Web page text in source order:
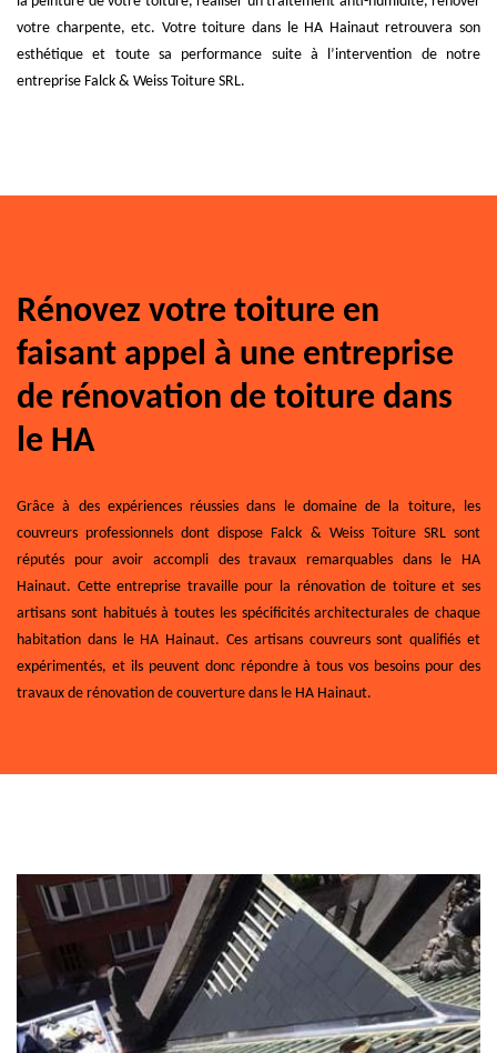
votre charpente, etc. Votre toiture dans le HA Hainaut retrouvera son
esthétique et toute sa performance suite à l’intervention de notre
entreprise Falck & Weiss Toiture SRL.
Rénovez votre toiture en
faisant appel à une entreprise
de rénovation de toiture dans
le HA
Grâce à des expériences réussies dans le domaine de la toiture, les
couvreurs professionnels dont dispose Falck & Weiss Toiture SRL sont
réputés pour avoir accompli des travaux remarquables dans le HA
Hainaut. Cette entreprise travaille pour la rénovation de toiture et ses
artisans sont habitués à toutes les spécificités architecturales de chaque
habitation dans le HA Hainaut. Ces artisans couvreurs sont qualifiés et
expérimentés, et ils peuvent donc répondre à tous vos besoins pour des
travaux de rénovation de couverture dans le HA Hainaut.